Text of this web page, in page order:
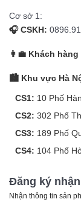
Cơ sở 1:
🎧 CSKH:
👩‍💼 Khách
🏙️ Khu vực Hà
CS1: 10 Phố
CS2: 302 Phố
CS3: 189 Phố
CS4: 104 Phố
Đăng ký
Nhận thông tin sản